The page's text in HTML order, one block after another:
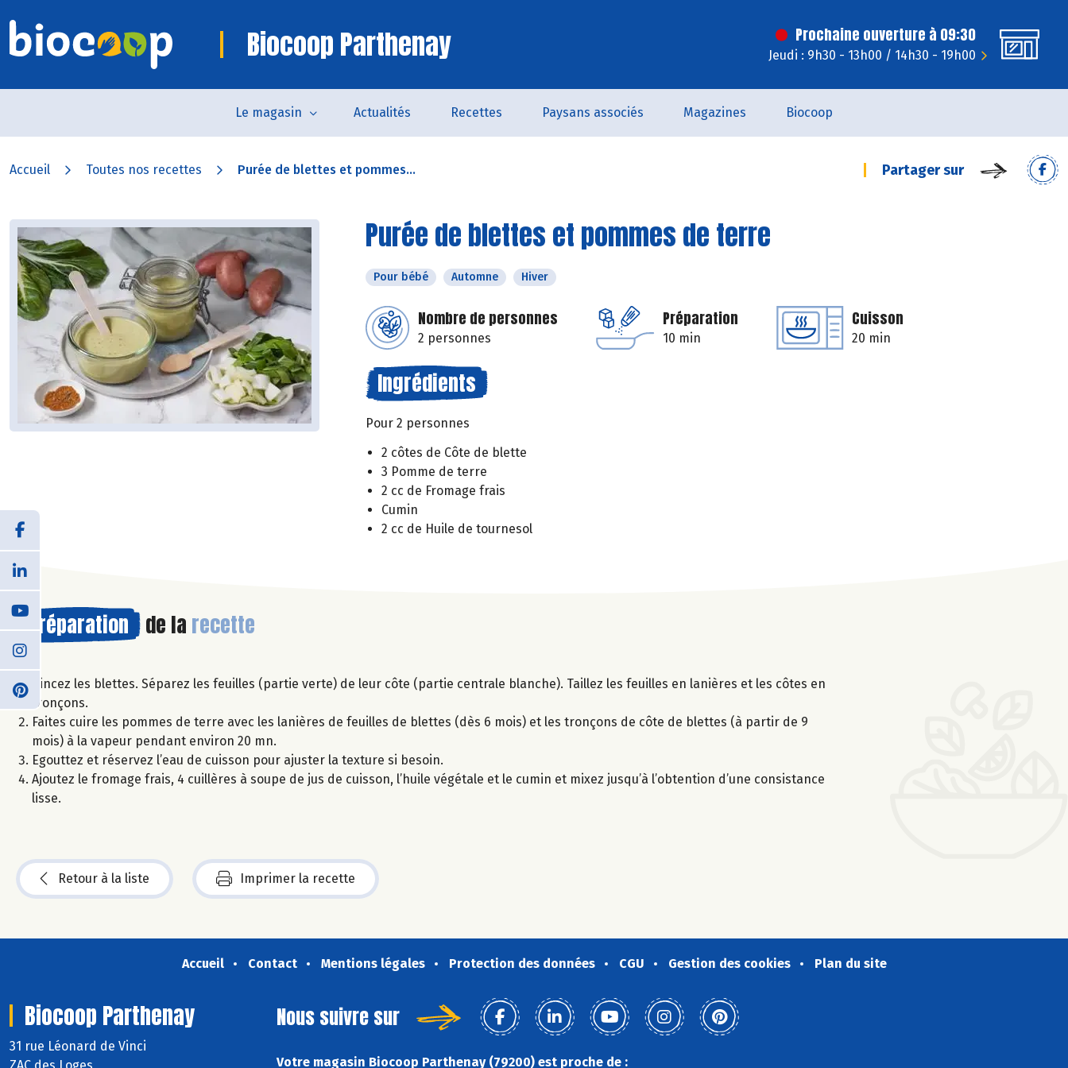
Biocoop Parthenay Prochaine ouverture à 09:30
Jeudi : 9h30 - 13h00 / 14h30 - 19h00
Le magasin Actualités Recettes Paysans associés Magazines Biocoop
Accueil Toutes nos recettes Purée de blettes et pommes... Partager sur
Purée de blettes et pommes de terre
Pour bébé Automne Hiver
Nombre de personnes
2 personnes
Préparation
10 min
Cuisson
20 min
Ingrédients
Pour 2 personnes
2 côtes de Côte de blette
3 Pomme de terre
2 cc de Fromage frais
Cumin
2 cc de Huile de tournesol
Préparation de la recette
Rincez les blettes. Séparez les feuilles (partie verte) de leur côte (partie centrale blanche). Taillez les feuilles en lanières et les côtes en
tronçons.
Faites cuire les pommes de terre avec les lanières de feuilles de blettes (dès 6 mois) et les tronçons de côte de blettes (à partir de 9
mois) à la vapeur pendant environ 20 mn.
Egouttez et réservez l’eau de cuisson pour ajuster la texture si besoin.
Ajoutez le fromage frais, 4 cuillères à soupe de jus de cuisson, l’huile végétale et le cumin et mixez jusqu’à l’obtention d’une consistance
lisse.
Retour à la liste Imprimer la recette
Accueil Contact Mentions légales Protection des données CGU Gestion des cookies Plan du site
Biocoop Parthenay
31 rue Léonard de Vinci
ZAC des Loges
Nous suivre sur
Votre magasin Biocoop Parthenay (79200) est proche de :